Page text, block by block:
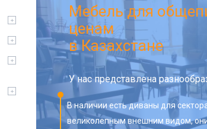
Мебель для
ценам
в Казахстане
У нас представлена
В наличии есть диваны для
великолепным внешним видом,